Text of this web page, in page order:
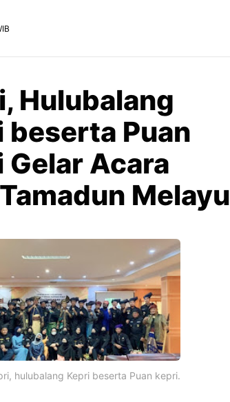
Hulubalang
beserta Puan
Gelar Acara
Melayu
hulubalang Kepri beserta Puan kepri.